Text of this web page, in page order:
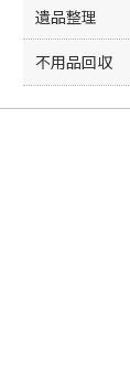
遺品整理
不用品回収